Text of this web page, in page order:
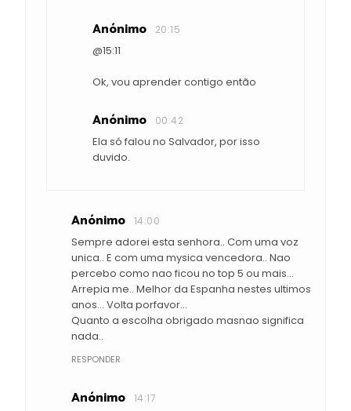
Anónimo 20:15
@15:11
Ok, vou aprender contigo então
Anónimo 00:42
Ela só falou no Salvador, por isso
duvido.
Anónimo 14:00
Sempre adorei esta senhora.. Com uma voz
unica.. E com uma mysica vencedora.. Nao
percebo como nao ficou no top 5 ou mais...
Arrepia me.. Melhor da Espanha nestes ultimos
anos... Volta porfavor...
Quanto a escolha obrigado masnao significa
nada..
RESPONDER
Anónimo 14:17